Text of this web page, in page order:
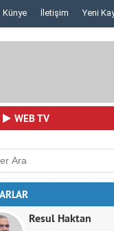
Korktuğunuz İçin
Künye İletişim Yeni
WEB TV
Resul Haktan